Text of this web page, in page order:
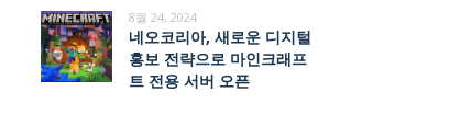
8월 24, 2024
네오코리아, 새로운 디지털
홍보 전략으로 마인크래프
트 전용 서버 오픈